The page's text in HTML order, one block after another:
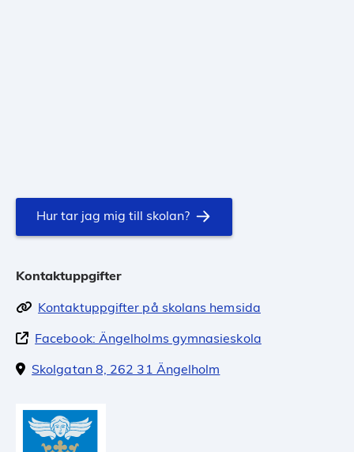
Hur tar jag mig till skolan?
Kontaktuppgifter
Kontaktuppgifter på skolans hemsida
Facebook: Ängelholms gymnasieskola
Skolgatan 8, 262 31 Ängelholm